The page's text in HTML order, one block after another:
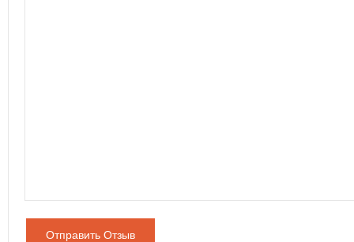
Отправить Отзыв